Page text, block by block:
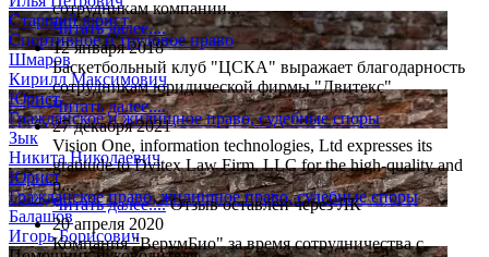
Старший юрист
Спортивное и трудовое право
Шмаров
Кирилл Максимович
Юрист
Гражданское и жилищное право, судебные споры
Зык
Никита Николаевич
Юрист
Гражданское право, жилищное право, судебные споры
Балашов
Игорь Борисович
сотрудникам компании...
Читать далее....
12 января 2018
Баскетбольный клуб "ЦСКА" выражает благодарность
сотрудникам юридической фирмы "Двитекс"
Читать далее....
27 декабря 2021
Vision One, information technologies, Ltd expresses its
gratitude to Dvitex Law Firm, LLC for the high-quality and
p...
Читать далее.... Отзыв оставлен через ЛК
20 апреля 2020
Компания "ВерумБио" за время сотрудничества с